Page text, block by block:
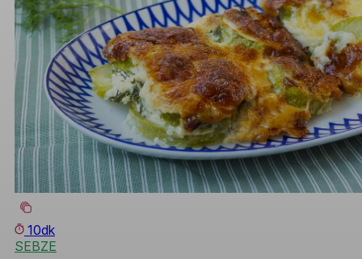
10dk
SEBZE